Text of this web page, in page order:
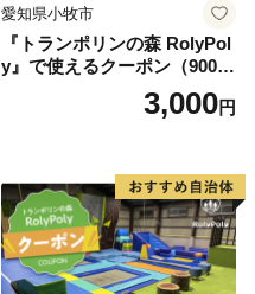
愛知県小牧市
『トランポリンの森 RolyPol
y』で使えるクーポン（900
3,000円